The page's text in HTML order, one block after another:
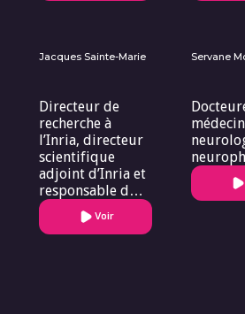
Jacques Sainte-Marie
Directeur de
recherche à
l’Inria, directeur
scientifique
adjoint d’Inria et
responsable du
programme
’numérique et
Voir
Servane